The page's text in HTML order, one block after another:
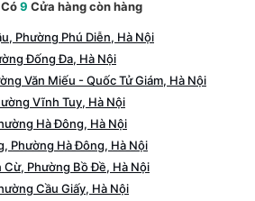
Có9 Cửa hàng còn hàng
Phường Phú Diễn, Hà Nội
Đống Đa, Hà Nội
Văn Miếu - Quốc Tử Giám, Hà Nội
Vĩnh Tuy, Hà Nội
Hà Đông, Hà Nội
Phường Hà Đông, Hà Nội
Cừ, Phường Bồ Đề, Hà Nội
Cầu Giấy, Hà Nội